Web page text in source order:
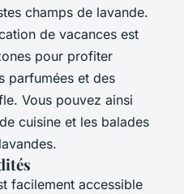
champs de lavande.
de vacances est
pour profiter
parfumées et des
Vous pouvez ainsi
cuisine et les balades
facilement accessible